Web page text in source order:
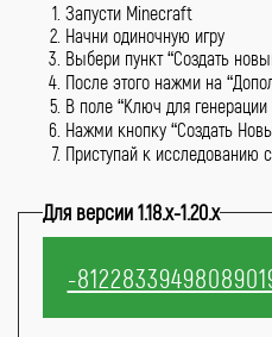
Запусти Minecraft
Начни одиночную игру
Выбери пункт “Создать
После этого нажми на
В поле “Ключ для генерации
Нажми кнопку “Создать
Приступай к исследованию
Для версии 1.18.x-1.20.x